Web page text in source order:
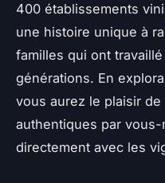
400 établissements
une histoire unique à
familles qui ont
générations. En
vous aurez le plaisir
authentiques par
directement avec les